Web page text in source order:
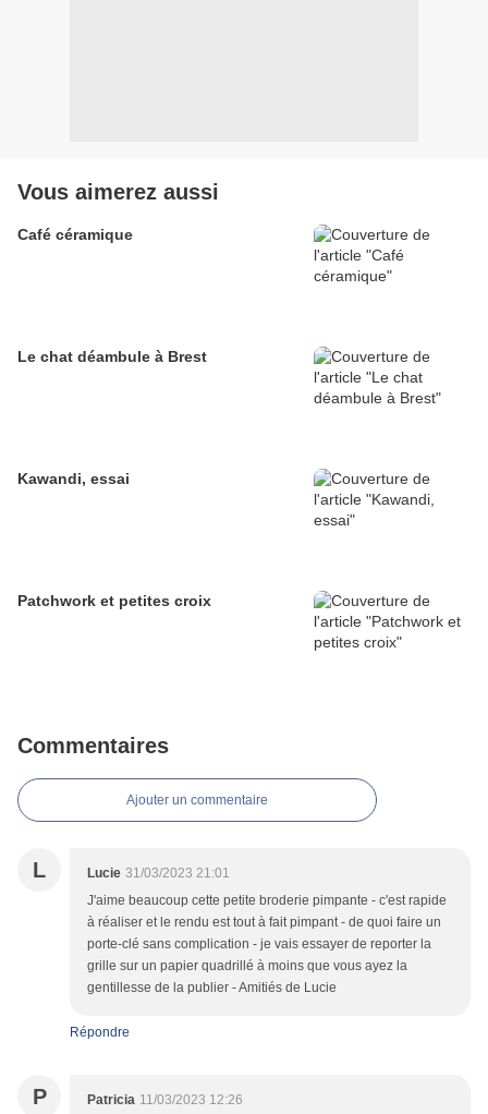
Vous aimerez aussi
Café céramique
Le chat déambule à Brest
Kawandi, essai
Patchwork et petites croix
Commentaires
Ajouter un commentaire
L Lucie 31/03/2023 21:01
J'aime beaucoup cette petite broderie pimpante - c'est rapide
à réaliser et le rendu est tout à fait pimpant - de quoi faire un
porte-clé sans complication - je vais essayer de reporter la
grille sur un papier quadrillé à moins que vous ayez la
gentillesse de la publier - Amitiés de Lucie
Répondre
P Patricia 11/03/2023 12:26